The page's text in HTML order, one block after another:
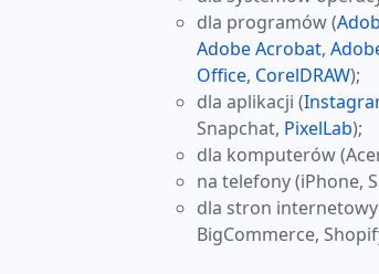
dla programów (
Adobe Acrobat,
Office, CorelDRAW);
dla aplikacji (
Snapchat, PixelLab);
dla komputerów
na telefony (iPhone,
dla stron
BigCommerce,